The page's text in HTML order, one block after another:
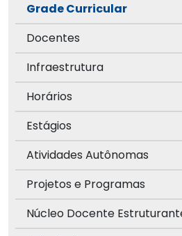
Grade Curricular
Docentes
Infraestrutura
Horários
Estágios
Atividades Autônomas
Projetos e Programas
Núcleo Docente